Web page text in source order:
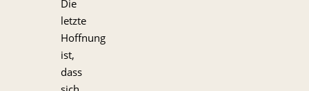
Die
letzte
Hoffnung
ist,
dass